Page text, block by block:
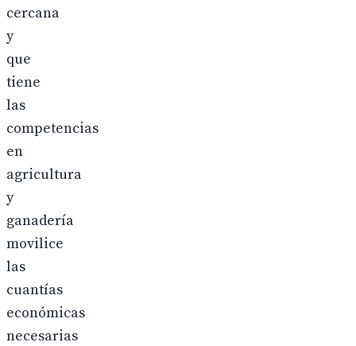
cercana
y
que
tiene
las
competencias
en
agricultura
y
ganadería
movilice
las
cuantías
económicas
necesarias